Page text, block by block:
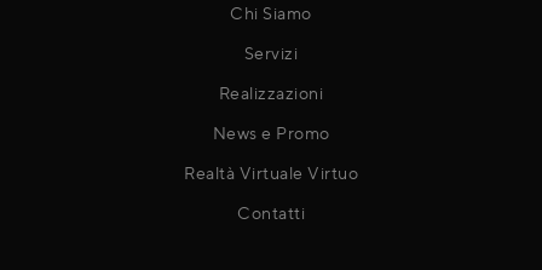
Chi Siamo
Servizi
Realizzazioni
News e Promo
Realtà Virtuale Virtuo
Contatti